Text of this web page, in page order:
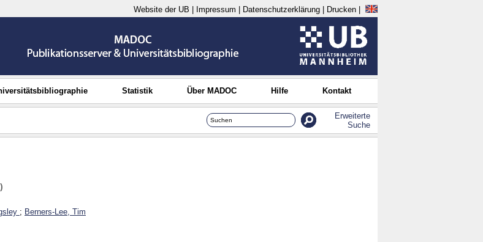
Website der UB Impressum Datenschutzerklärung Drucken
Statistik Über MADOC Hilfe Kontakt
Erweiterte
Suche
; Berners-Lee, Tim